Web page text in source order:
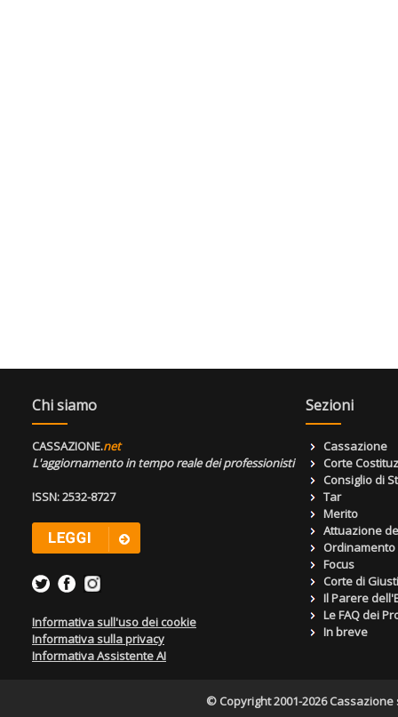
Chi siamo
CASSAZIONE.net
L'aggiornamento in tempo reale dei professionisti
ISSN: 2532-8727
Informativa sull'uso dei cookie
Informativa sulla privacy
Informativa Assistente AI
Sezioni
Cassazione
Corte
Consiglio di
Tar
Merito
Attuazione
Focus
Corte di
Il Parere
Le FAQ dei
In breve
© Copyright 2001-2026 Cassazione